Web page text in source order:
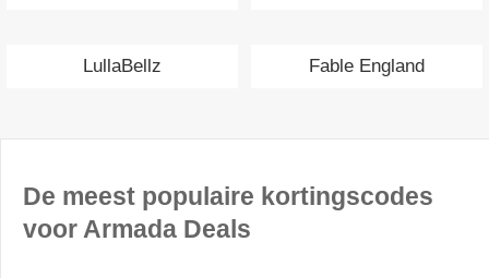
LullaBellz Fable England
De meest populaire kortingscodes
voor Armada Deals